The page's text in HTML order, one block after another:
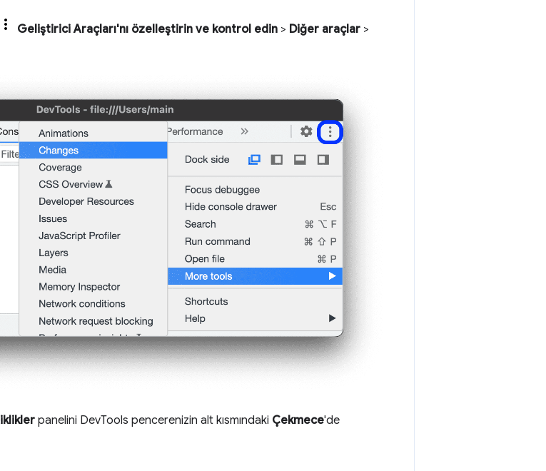
Geliştirici Araçları'nı özelleştirin ve kontrol edin > Diğer araçlar >
panelini DevTools pencerenizin alt kısmındaki Çekmece'de